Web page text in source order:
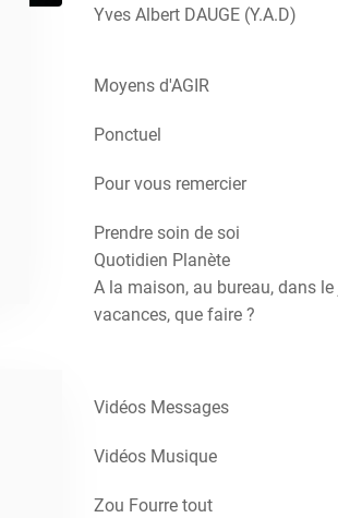
Yves Albert DAUGE (Y.A.D)
Moyens d'AGIR
Ponctuel
Pour vous remercier
Prendre soin de soi
Quotidien Planète
A la maison, au bureau, dans le
vacances, que faire ?
Vidéos Messages
Vidéos Musique
Zou Fourre tout